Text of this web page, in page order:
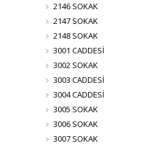
2146 SOKAK
2147 SOKAK
2148 SOKAK
3001 CADDESİ
3002 SOKAK
3003 CADDESİ
3004 CADDESİ
3005 SOKAK
3006 SOKAK
3007 SOKAK